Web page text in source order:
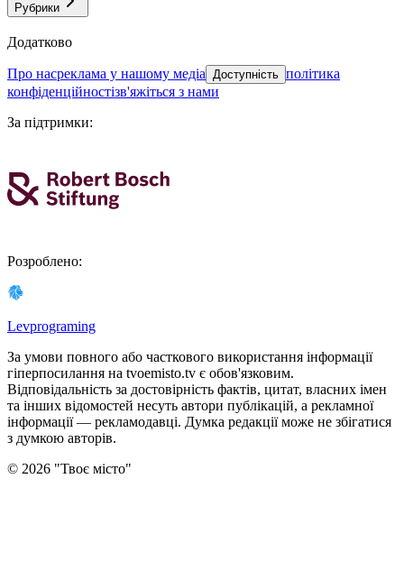
Рубрики
Додатково
про насреклама у нашому медіа Доступність політика
конфіденційностізв'яжіться з нами
За підтримки:
Розроблено:
Levprograming
За умови повного або часткового використання iнформацiї
гіперпосилання на tvoemisto.tv є обов'язковим.
Відповідальність за достовірність фактів, цитат, власних імен
та інших відомостей несуть автори публікацій, а рекламної
інформації — рекламодавці. Думка редакцiї може не збiгатися
з думкою авторiв.
© 2026 "Твоє місто"